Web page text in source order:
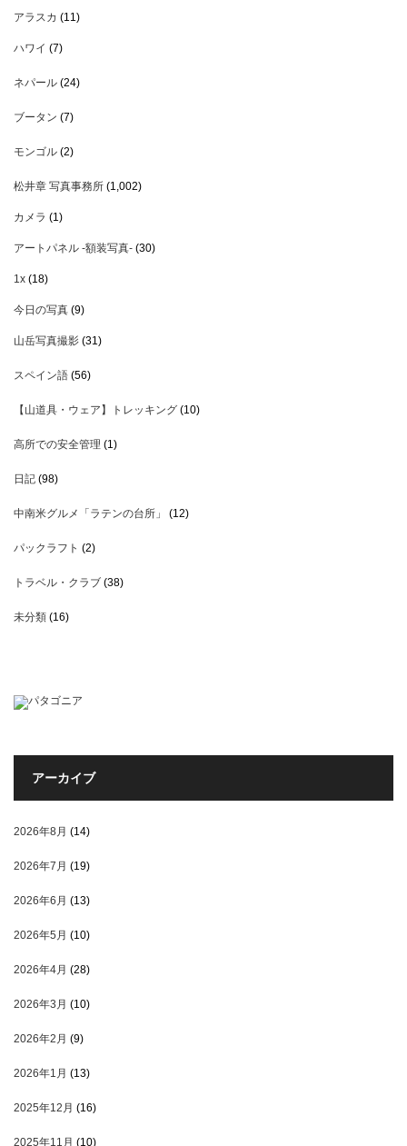
アラスカ (11)
ハワイ (7)
ネパール (24)
ブータン (7)
モンゴル (2)
松井章 写真事務所 (1,002)
カメラ (1)
アートパネル -額装写真- (30)
1x (18)
今日の写真 (9)
山岳写真撮影 (31)
スペイン語 (56)
【山道具・ウェア】トレッキング (10)
高所での安全管理 (1)
日記 (98)
中南米グルメ「ラテンの台所」 (12)
パックラフト (2)
トラベル・クラブ (38)
未分類 (16)
アーカイブ
2026年8月 (14)
2026年7月 (19)
2026年6月 (13)
2026年5月 (10)
2026年4月 (28)
2026年3月 (10)
2026年2月 (9)
2026年1月 (13)
2025年12月 (16)
2025年11月 (10)